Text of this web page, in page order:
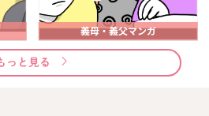
義母・義父マンガ
っと見る